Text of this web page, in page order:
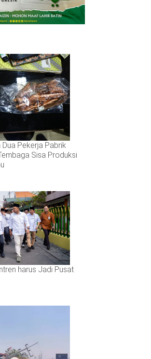
Pekerja Pabrik
Sisa Produksi
harus Jadi Pusat